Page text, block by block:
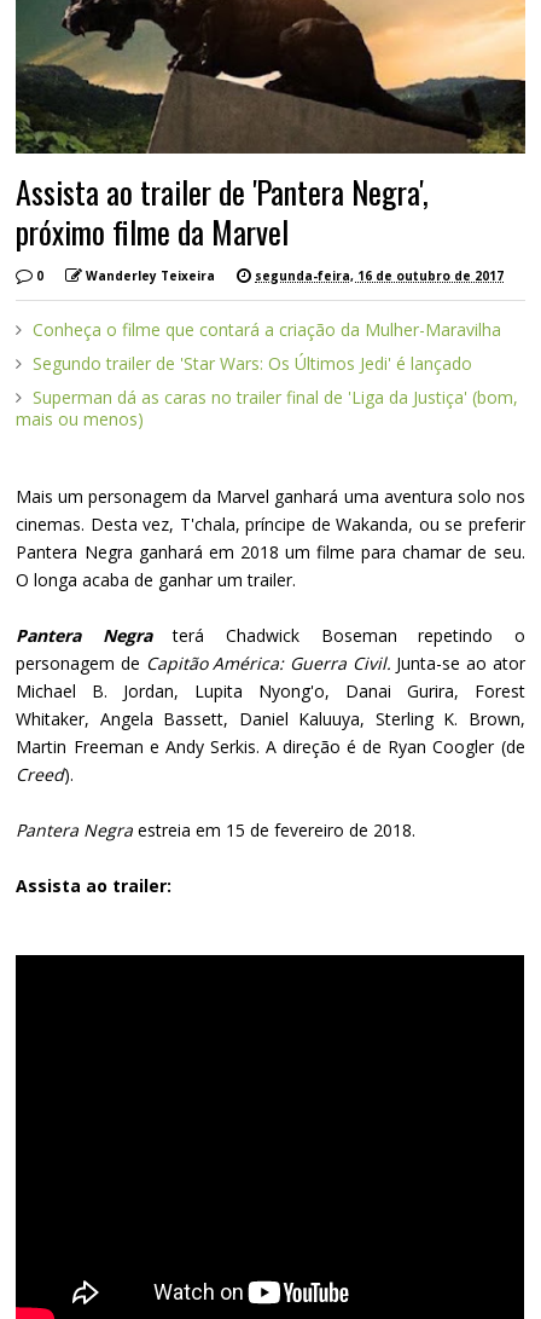
Assista ao trailer de 'Pantera Negra',
próximo filme da Marvel
0 Wanderley Teixeira segunda-feira, 16 de outubro de 2017
Conheça o filme que contará a criação da Mulher-Maravilha
Segundo trailer de 'Star Wars: Os Últimos Jedi' é lançado
Superman dá as caras no trailer final de 'Liga da Justiça' (bom,
mais ou menos)
Mais um personagem da Marvel ganhará uma aventura solo nos
cinemas. Desta vez, T'chala, príncipe de Wakanda, ou se preferir
Pantera Negra ganhará em 2018 um filme para chamar de seu.
O longa acaba de ganhar um trailer.
Pantera Negraterá Chadwick Boseman repetindo o
personagem de Capitão América: Guerra Civil. Junta-se ao ator
Michael B. Jordan, Lupita Nyong'o, Danai Gurira, Forest
Whitaker, Angela Bassett, Daniel Kaluuya, Sterling K. Brown,
Martin Freeman e Andy Serkis. A direção é de Ryan Coogler (de
Creed).
Pantera Negraestreia em 15 de fevereiro de 2018.
Assista ao trailer: